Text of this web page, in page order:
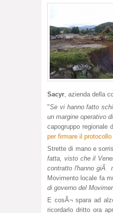
Sacyr, azienda della
"Se vi hanno fatto
un margine operativo
capogruppo regionale
per firmare il
Strette di mano e
fatta, visto che il
contratto l'hanno giÃ
Movimento locale fa
di governo del
E cosÃ¬ spara ad
ricordarlo dritto ora